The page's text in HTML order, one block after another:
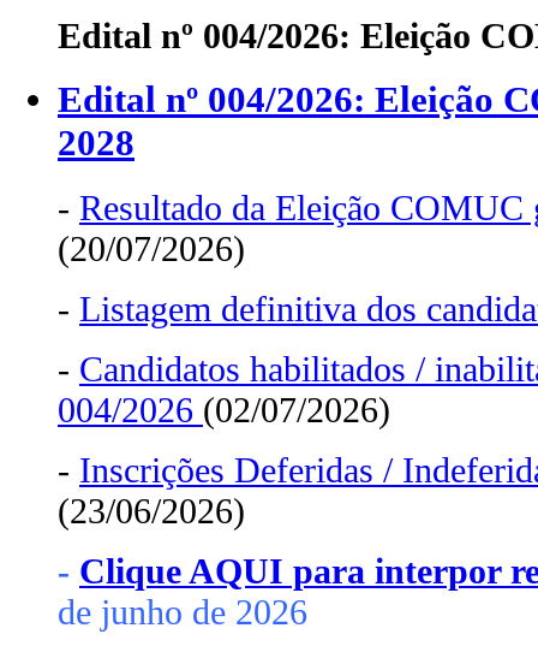
Edital nº 004/2026: Eleição
Edital nº 004/2026: Eleição
2028
- Resultado da Eleição COMUC
(20/07/2026)
- Listagem definitiva dos
- Candidatos habilitados /
004/2026 (02/07/2026)
- Inscrições Deferidas /
(23/06/2026)
- Clique AQUI para interpor
de junho de 2026